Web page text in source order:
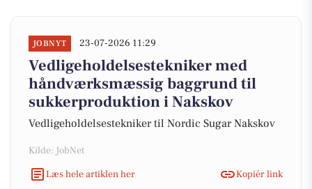
JOBNYT 23-07-2026 11:29
Vedligeholdelsestekniker med
håndværksmæssig baggrund til
sukkerproduktion i Nakskov
Vedligeholdelsestekniker til Nordic Sugar Nakskov
Kilde: JobNet
Læs hele artiklen her
Kopiér link